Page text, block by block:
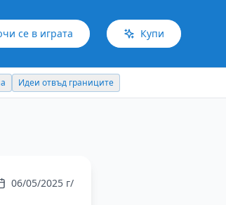
се в играта Купи
Идеи отвъд границите
06/05/2025 г/